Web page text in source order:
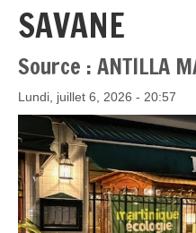
SAVANE
Source : ANTILLA
Lundi, juillet 6, 2026 - 20:57